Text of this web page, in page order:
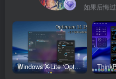
如果后悔
Windows X-Lite ‘Optimum 11’ 25H2 Pro v2